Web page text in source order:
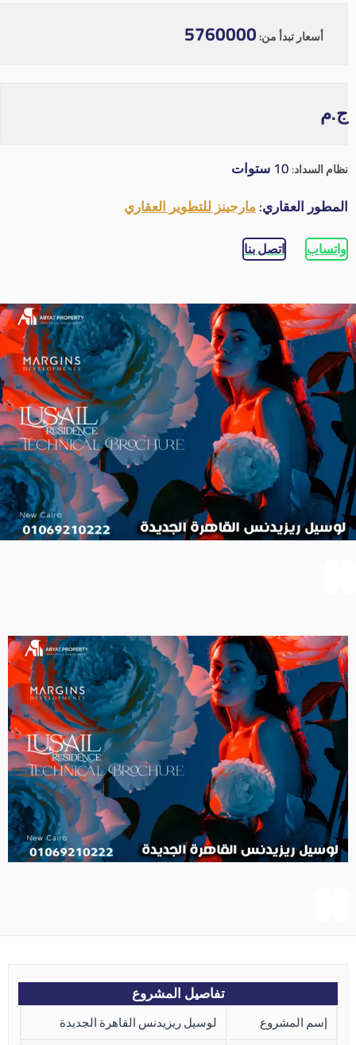
أسعار تبدأ من:5760000
ج.م
نظام السداد:10 ستوات
المطور العقاري:مارجينز للتطوير العقاري
واتساب اتصل بنا
تفاصيل المشروع
إسم المشروع
لوسيل ريزيدنس القاهرة الجديدة